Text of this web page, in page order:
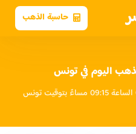
حاسبة الذهب
اليوم في تونس